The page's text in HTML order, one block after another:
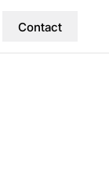
Contact